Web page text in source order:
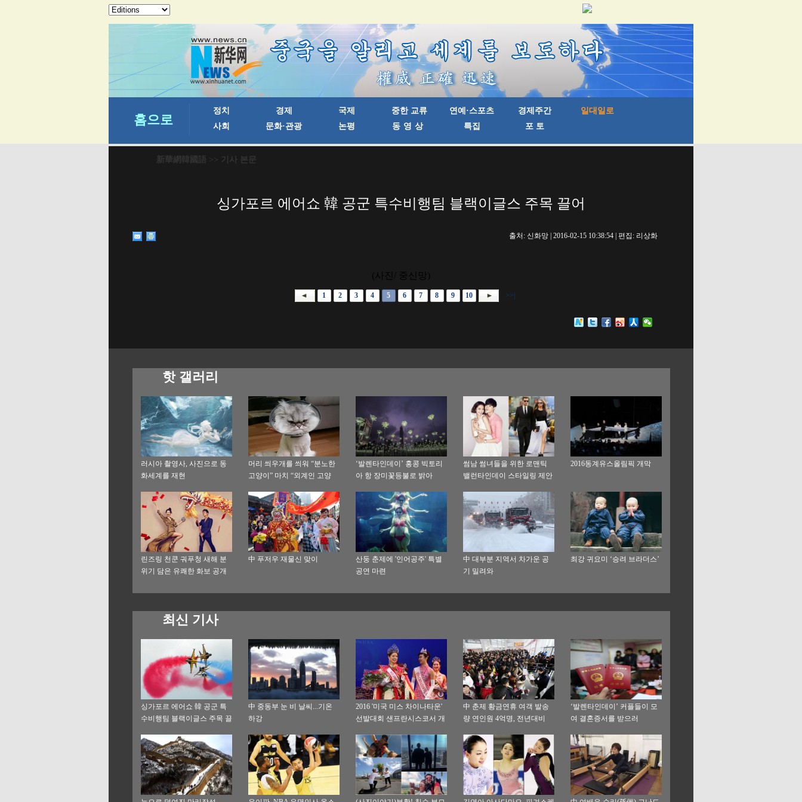
新華網韓國語 >> 기사 본문
싱가포르 에어쇼 韓 공군 특수비행팀 블랙이글스 주목 끌어
출처: 신화망 | 2016-02-15 10:38:54 | 편집: 리상화
(사진/ 중신망)
1 2 3 4 5 6 7 8 9 10 >>|
핫 갤러리
러시아 촬영사, 사진으로 동
화세계를 재현
머리 씌우개를 씌워 “분노한
고양이” 마치 “외계인 고양
‘발렌타인데이’ 홍콩 빅토리
아 항 장미꽃등불로 밝아
썸남 썸녀들을 위한 로맨틱
밸런타인데이 스타일링 제안
2016동계유스올림픽 개막
린즈링 천쿤 궈푸청 새해 분
위기 담은 유쾌한 화보 공개
中 푸저우 재물신 맞이
산둥 춘제에 '인어공주' 특별
공연 마련
中 대부분 지역서 차가운 공
기 밀려와
최강 귀요미 ‘승려 브라더스’
최신 기사
싱가포르 에어쇼 韓 공군 특
수비행팀 블랙이글스 주목 끌
中 중동부 눈 비 날씨...기온
하강
2016 '미국 미스 차이나타운'
선발대회 샌프란시스코서 개
中 춘제 황금연휴 여객 발송
량 연인원 4억명, 전년대비
‘발렌타인데이’ 커플들이 모
여 결혼증서를 받으러